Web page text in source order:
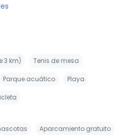
3 km) Tenis de mesa
Parque acuático Playa
Aparcamiento gratuito